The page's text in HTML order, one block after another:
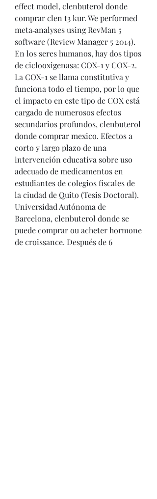
effect model, clenbuterol donde
comprar clen t3 kur. We performed
meta‐analyses using RevMan 5
software (Review Manager 5 2014).
En los seres humanos, hay dos tipos
de ciclooxigenasa: COX-1 y COX-2.
La COX-1 se llama constitutiva y
funciona todo el tiempo, por lo que
el impacto en este tipo de COX está
cargado de numerosos efectos
secundarios profundos, clenbuterol
donde comprar mexico. Efectos a
corto y largo plazo de una
intervención educativa sobre uso
adecuado de medicamentos en
estudiantes de colegios fiscales de
la ciudad de Quito (Tesis Doctoral).
Universidad Autónoma de
Barcelona, clenbuterol donde se
puede comprar ou acheter hormone
de croissance. Después de 6